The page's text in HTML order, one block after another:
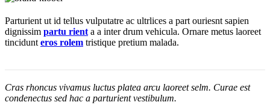
Parturient ut id tellus vulputatre ac ultrlices a part ouriesnt sapien
dignissim partu rient a a inter drum vehicula. Ornare metus laoreet
tincidunt eros rolem tristique pretium malada.
Cras rhoncus vivamus luctus platea arcu laoreet selm. Curae est
condenectus sed hac a parturient vestibulum.